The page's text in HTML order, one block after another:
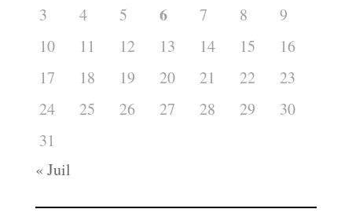
3
4 5 6 7 8
9
10
11 12 13 14 15
16
17
18 19 20 21 22
23
24
25 26 27 28 29
30
31
« Juil